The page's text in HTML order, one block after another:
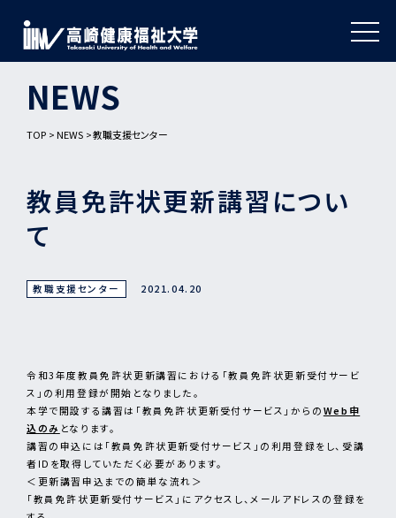
NEWS
TOP NEWS 教職支援センター
教員免許状更新講習につい
て
教職支援センター 2021.04.20
令和3年度教員免許状更新講習における「教員免許状更新受付サービ
ス」の利用登録が開始となりました。
本学で開設する講習は「教員免許状更新受付サービス」からの Web申
込のみ となります。
講習の申込には「教員免許状更新受付サービス」の利用登録をし、受講
者IDを取得していただく必要があります。
＜更新講習申込までの簡単な流れ＞
「教員免許状更新受付サービス」にアクセスし、メールアドレスの登録を